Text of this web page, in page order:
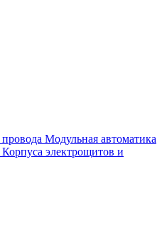
Модульная автоматика
Корпуса электрощитов и